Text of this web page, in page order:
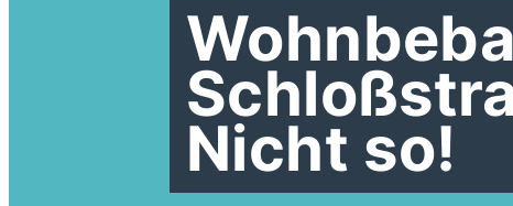
Nicht so!